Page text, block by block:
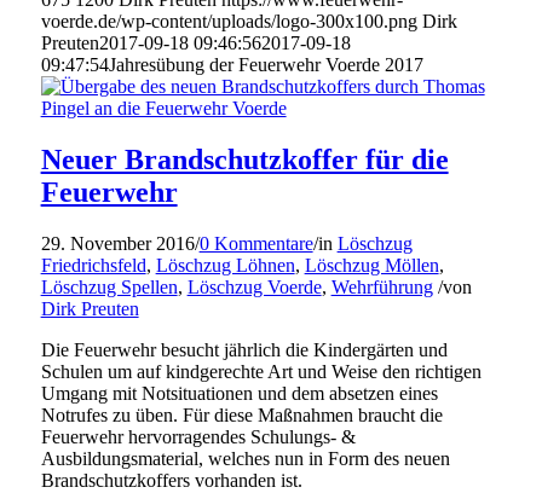
voerde.de/wp-content/uploads/logo-300x100.png Dirk
Preuten2017-09-18 09:46:562017-09-18
09:47:54Jahresübung der Feuerwehr Voerde 2017
Neuer Brandschutzkoffer für die
Feuerwehr
29. November 2016/0 Kommentare/in Löschzug
Friedrichsfeld, Löschzug Löhnen, Löschzug Möllen,
Löschzug Spellen, Löschzug Voerde, Wehrführung /von
Dirk Preuten
Die Feuerwehr besucht jährlich die Kindergärten und
Schulen um auf kindgerechte Art und Weise den richtigen
Umgang mit Notsituationen und dem absetzen eines
Notrufes zu üben. Für diese Maßnahmen braucht die
Feuerwehr hervorragendes Schulungs- &
Ausbildungsmaterial, welches nun in Form des neuen
Brandschutzkoffers vorhanden ist.